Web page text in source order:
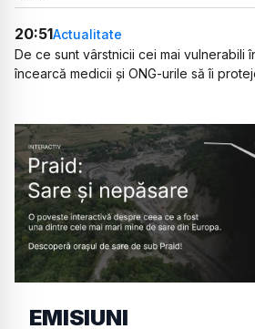
20:51Actualitate
De ce sunt vârstnicii cei mai vulnerabili
încearcă medicii și ONG-urile să îi
EMISIUNI